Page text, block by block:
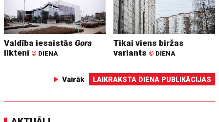
Valdība iesaistāsGora
liktenī © DIENA
Tikai viens biržas
variants © DIENA
Vairāk LAIKRAKSTA DIENA PUBLIKĀCIJAS